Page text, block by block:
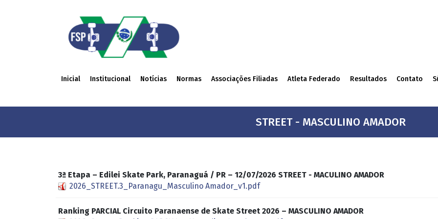
Inicial Institucional Notícias Normas Associações Filiadas Atleta Federado Resultados Contato
STREET - MASCULINO AMADOR
3ª Etapa – Edilei Skate Park, Paranaguá / PR – 12/07/2026 STREET - MACULINO AMADOR
2026_STREET.3_Paranagu_Masculino Amador_v1.pdf
Ranking PARCIAL Circuito Paranaense de Skate Street 2026 – MASCULINO AMADOR